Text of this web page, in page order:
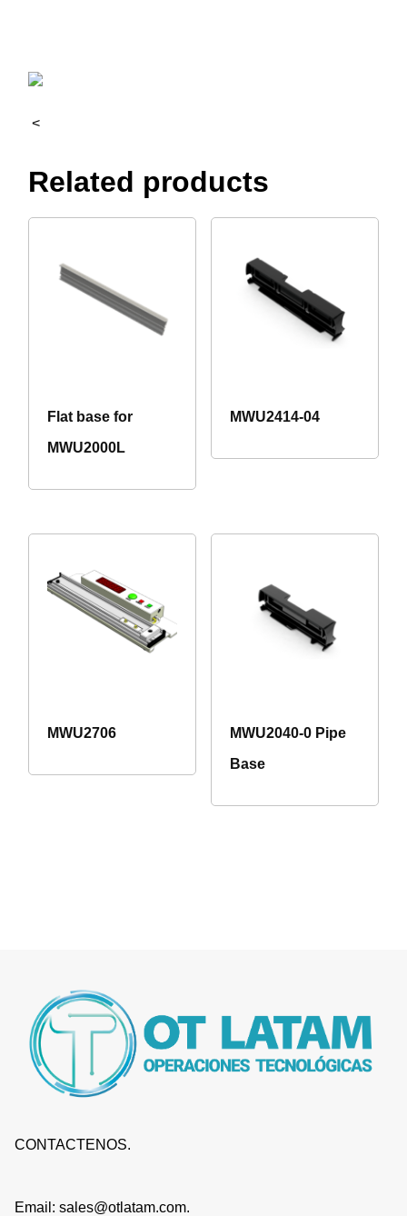
<
Related products
Flat base for
MWU2000L
MWU2414-04
MWU2706
MWU2040-0 Pipe
Base
CONTACTENOS.
Email: sales@otlatam.com.